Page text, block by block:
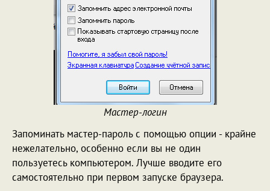
Мастер-логин
Запоминать мастер-пароль с помощью опции - крайне
нежелательно, особенно если вы не один
пользуетесь компьютером. Лучше вводите его
самостоятельно при первом запуске браузера.